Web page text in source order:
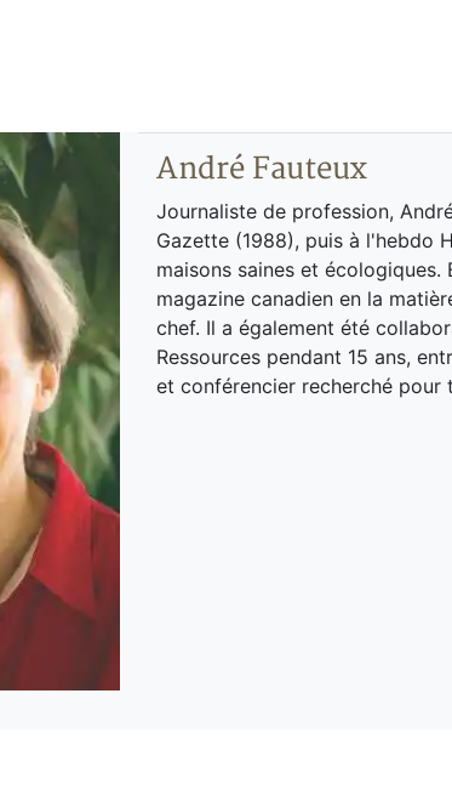
André Fauteux
Journaliste de profession,
Gazette (1988), puis à l'hebdo
maisons saines et
magazine canadien en la
chef. Il a également été
Ressources pendant 15 ans,
et conférencier recherché